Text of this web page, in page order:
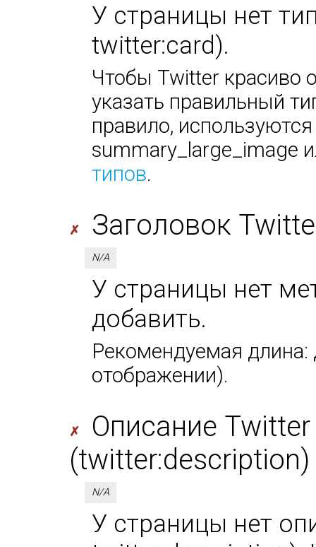
У страницы нет
twitter:card).
Чтобы Twitter красиво
указать правильный
правило,
summary_large_image
типов.
✗ Заголовок
N/A
У страницы нет
добавить.
Рекомендуемая длина:
отображении).
✗
Описание
(twitter:description)
N/A
У страницы нет